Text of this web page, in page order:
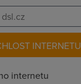
INTERNETU
internetu